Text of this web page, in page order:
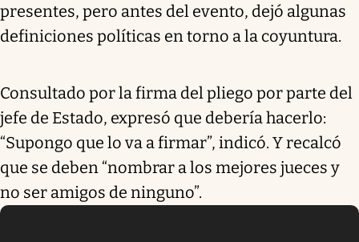
presentes, pero antes del evento, dejó algunas
definiciones políticas en torno a la coyuntura.
Consultado por la firma del pliego por parte del
jefe de Estado, expresó que debería hacerlo:
“Supongo que lo va a firmar”, indicó. Y recalcó
que se deben “nombrar a los mejores jueces y
no ser amigos de ninguno”.